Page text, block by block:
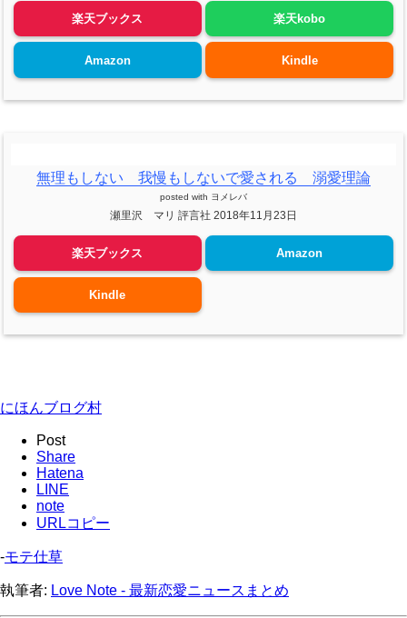
楽天ブックス 楽天kobo
Amazon Kindle
無理もしない 我慢もしないで愛される 溺愛理論
posted with ヨメレバ
瀬里沢 マリ 評言社 2018年11月23日
楽天ブックス Amazon
Kindle
にほんブログ村
Post
Share
Hatena
LINE
note
URLコピー
-モテ仕草
執筆者: Love Note - 最新恋愛ニュースまとめ